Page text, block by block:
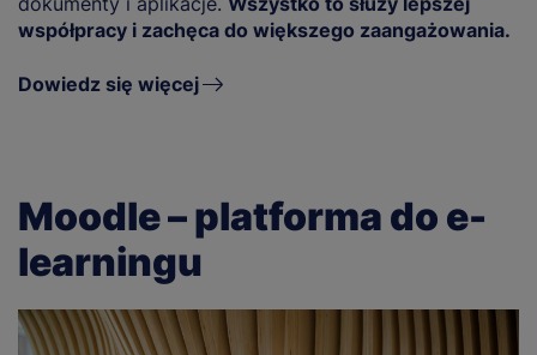
współpracy i zachęca do większego zaangażowania.
Dowiedz się więcej
Moodle – platforma do e-
learningu